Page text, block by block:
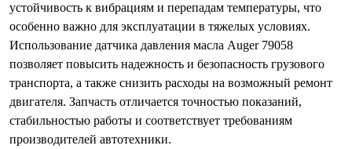
устойчивость к вибрациям и перепадам температуры, что
особенно важно для эксплуатации в тяжелых условиях.
Использование датчика давления масла Auger 79058
позволяет повысить надежность и безопасность грузового
транспорта, а также снизить расходы на возможный ремонт
двигателя. Запчасть отличается точностью показаний,
стабильностью работы и соответствует требованиям
производителей автотехники.